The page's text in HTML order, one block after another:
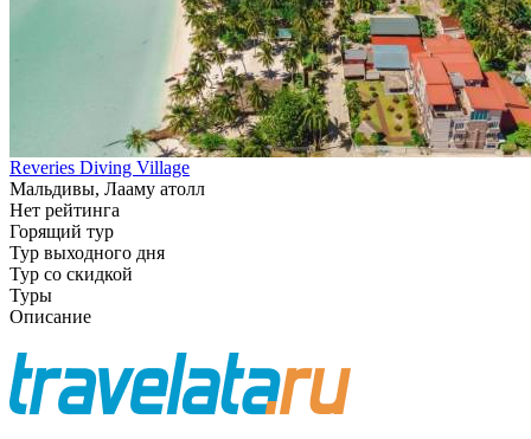
Reveries Diving Village
Мальдивы, Лааму атолл
Нет рейтинга
Горящий тур
Тур выходного дня
Тур со скидкой
Туры
Описание